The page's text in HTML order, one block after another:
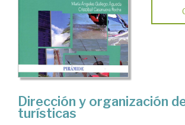
Dirección y organización
turísticas